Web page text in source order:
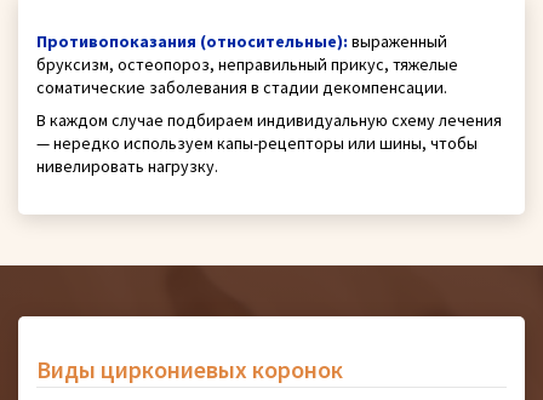
Противопоказания (относительные): выраженный
бруксизм, остеопороз, неправильный прикус, тяжелые
соматические заболевания в стадии декомпенсации.
В каждом случае подбираем индивидуальную схему лечения
— нередко используем капы-рецепторы или шины, чтобы
нивелировать нагрузку.
Виды циркониевых коронок